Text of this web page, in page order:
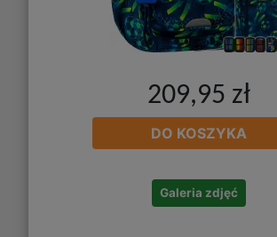
209,95 zł
DO KOSZYKA
Galeria zdjęć